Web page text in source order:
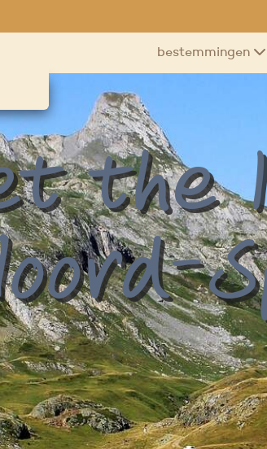
bestemmingen
the